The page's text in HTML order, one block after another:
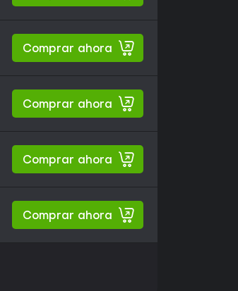
Comprar ahora
Comprar ahora
Comprar ahora
Comprar ahora